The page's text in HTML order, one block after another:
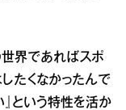
世界であればスポ
たくなかったんで
』という特性を活か